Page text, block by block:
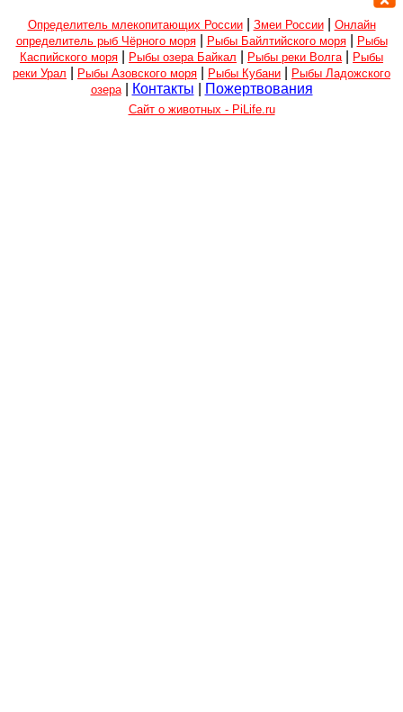
Определитель млекопитающих России| Змеи России| Онлайн
определитель рыб Чёрного моря| Рыбы Байлтийского моря|
Рыбы
Каспийского моря
Рыбы озера Байкал Рыбы реки Волга
Рыбы
реки Урал
Рыбы Азовского моря Рыбы Кубани
Рыбы Ладожского
озера| Контакты Пожертвования
Сайт о животных - PiLife.ru